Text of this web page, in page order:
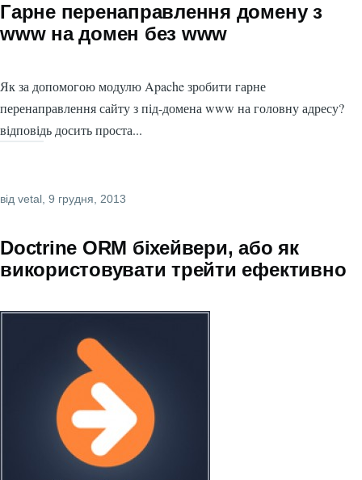
Гарне перенаправлення домену з
www на домен без www
Як за допомогою модулю Apache зробити гарне
перенаправлення сайту з під-домена www на головну адресу?
відповідь досить проста...
від vetal , 9 грудня, 2013
Doctrine ORM біхейвери, або як
використовувати трейти ефективно